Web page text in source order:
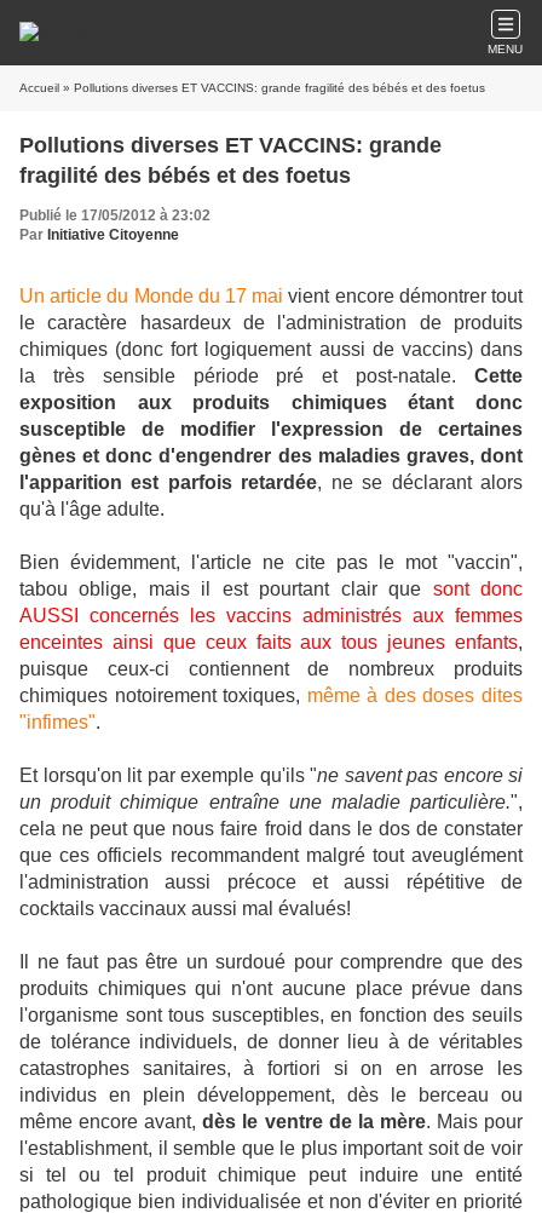
MENU
Accueil » Pollutions diverses ET VACCINS: grande fragilité des bébés et des foetus
Pollutions diverses ET VACCINS: grande
fragilité des bébés et des foetus
Publié le 17/05/2012 à 23:02
Par Initiative Citoyenne
Un article du Monde du 17 mai vient encore démontrer tout
le caractère hasardeux de l'administration de produits
chimiques (donc fort logiquement aussi de vaccins) dans
la très sensible période pré et post-natale. Cette
exposition aux produits chimiques étant donc
susceptible de modifier l'expression de certaines
gènes et donc d'engendrer des maladies graves, dont
l'apparition est parfois retardée, ne se déclarant alors
qu'à l'âge adulte.
Bien évidemment, l'article ne cite pas le mot "vaccin",
tabou oblige, mais il est pourtant clair que sont donc
AUSSI concernés les vaccins administrés aux femmes
enceintes ainsi que ceux faits aux tous jeunes enfants,
puisque ceux-ci contiennent de nombreux produits
chimiques notoirement toxiques, même à des doses dites
"infimes".
Et lorsqu'on lit par exemple qu'ils "ne savent pas encore si
un produit chimique entraîne une maladie particulière.",
cela ne peut que nous faire froid dans le dos de constater
que ces officiels recommandent malgré tout aveuglément
l'administration aussi précoce et aussi répétitive de
cocktails vaccinaux aussi mal évalués!
Il ne faut pas être un surdoué pour comprendre que des
produits chimiques qui n'ont aucune place prévue dans
l'organisme sont tous susceptibles, en fonction des seuils
de tolérance individuels, de donner lieu à de véritables
catastrophes sanitaires, à fortiori si on en arrose les
individus en plein développement, dès le berceau ou
même encore avant,dès le ventre de la mère. Mais pour
l'establishment, il semble que le plus important soit de voir
si tel ou tel produit chimique peut induire une entité
pathologique bien individualisée et non d'éviter en priorité